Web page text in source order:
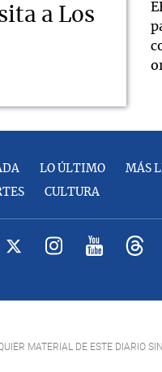
a Los
LO ÚLTIMO MÁS
CULTURA
MATERIAL DE ESTE DIARIO